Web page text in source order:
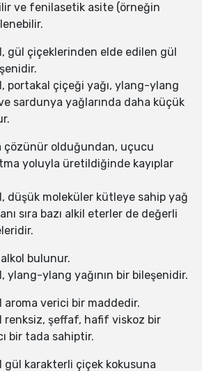
ve fenilasetik asite (örneğin
gül çiçeklerinden elde edilen gül
portakal çiçeği yağı, ylang-ylang
sardunya yağlarında daha küçük
çözünür olduğundan, uçucu
yoluyla üretildiğinde kayıplar
düşük moleküler kütleye sahip yağ
sıra bazı alkil eterler de değerli
bulunur.
ylang yağının bir bileşenidir.
verici bir maddedir.
şeffaf, hafif viskoz bir
bir tada sahiptir.
karakterli çiçek kokusuna